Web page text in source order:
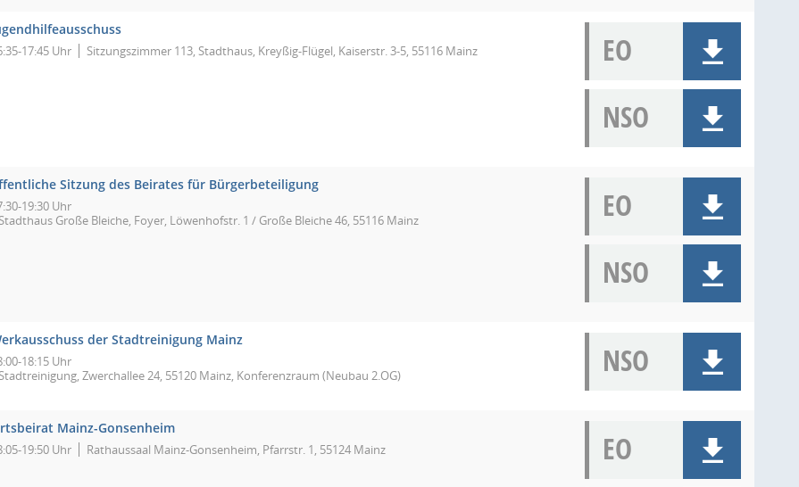
17:45 Uhr Sitzungszimmer 113, Stadthaus, Kreyßig-Flügel, Kaiserstr. 3-5, 55116 Mainz
EO
NSO
Sitzung des Beirates für Bürgerbeteiligung
19:30 Uhr
Stadthaus Große Bleiche, Foyer, Löwenhofstr. 1 / Große Bleiche 46, 55116 Mainz
EO
NSO
der Stadtreinigung Mainz
18:15 Uhr
Stadtreinigung, Zwerchallee 24, 55120 Mainz, Konferenzraum (Neubau 2.OG)
NSO
Mainz-Gonsenheim
19:50 Uhr Rathaussaal Mainz-Gonsenheim, Pfarrstr. 1, 55124 Mainz
EO